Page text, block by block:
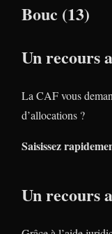
Bouc (13)
Un recours
La CAF vous
d’allocations ?
Saisissez
Un recours